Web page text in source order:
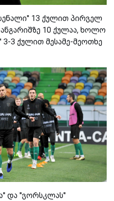
13 ქულით პირველ
10 ქულაა, ხოლო
3 ქულით მესამე-მეოთხე
და ''ვორსკლას''